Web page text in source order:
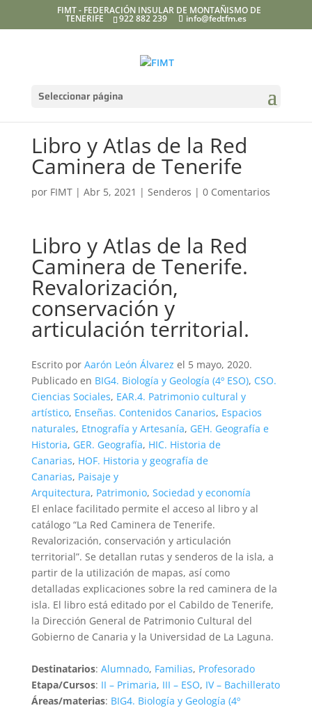
FIMT - FEDERACIÓN INSULAR DE MONTAÑISMO DE
TENERIFE 922 882 239 info@fedtfm.es
Seleccionar página
Libro y Atlas de la Red
Caminera de Tenerife
por FIMT| Abr 5, 2021 | Senderos | 0 Comentarios
Libro y Atlas de la Red
Caminera de Tenerife.
Revalorización,
conservación y
articulación territorial.
Escrito por Aarón León Álvarez el 5 mayo, 2020.
Publicado en BIG4. Biología y Geología (4º ESO), CSO.
Ciencias Sociales, EAR.4. Patrimonio cultural y
artístico, Enseñas. Contenidos Canarios, Espacios
naturales, Etnografía y Artesanía, GEH. Geografía e
Historia, GER. Geografía, HIC. Historia de
Canarias, HOF. Historia y geografía de
Canarias, Paisaje y
Arquitectura, Patrimonio, Sociedad y economía
El enlace facilitado permite el acceso al libro y al
catálogo “La Red Caminera de Tenerife.
Revalorización, conservación y articulación
territorial”. Se detallan rutas y senderos de la isla, a
partir de la utilización de mapas, así como
detalladas explicaciones sobre la red caminera de la
isla. El libro está editado por el Cabildo de Tenerife,
la Dirección General de Patrimonio Cultural del
Gobierno de Canaria y la Universidad de La Laguna.
Destinatarios: Alumnado, Familias, Profesorado
Etapa/Cursos: II – Primaria, III – ESO, IV – Bachillerato
Áreas/materias: BIG4. Biología y Geología (4º